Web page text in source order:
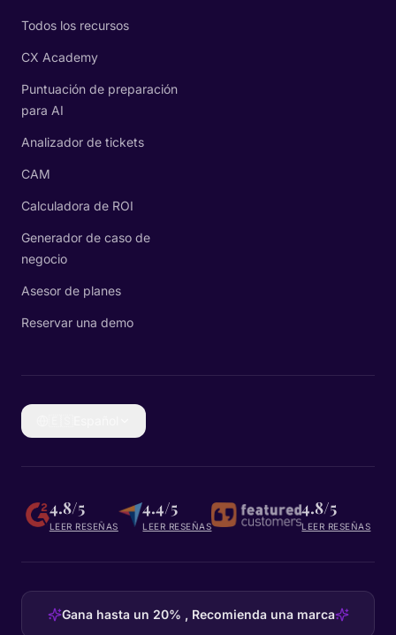
Todos los recursos
CX Academy
Puntuación de preparación
para AI
Analizador de tickets
CAM
Calculadora de ROI
Generador de caso de
negocio
Asesor de planes
Reservar una demo
4.8/5
LEER RESEÑAS
4.4/5
LEER RESEÑAS
4.8/5
LEER RESEÑAS
Gana hasta un 20% , Recomienda una marca